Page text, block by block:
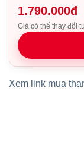
1.790.000đ
Giá có thể thay đổi
Xem link mua